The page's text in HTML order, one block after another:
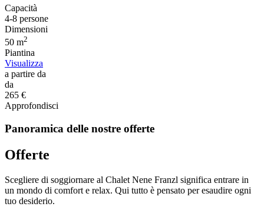
Capacità
4-8 persone
Dimensioni
50 m2
Piantina
Visualizza
a partire da
da
265 €
Approfondisci
Panoramica delle nostre offerte
Offerte
Scegliere di soggiornare al Chalet Nene Franzl significa entrare in
un mondo di comfort e relax. Qui tutto è pensato per esaudire ogni
tuo desiderio.